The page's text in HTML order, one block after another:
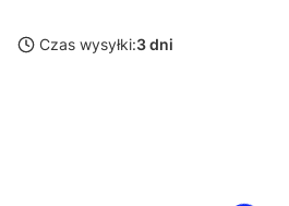
Czas wysyłki:3 dni